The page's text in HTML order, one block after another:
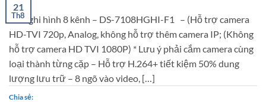
21
Th8
Đầu ghi hình 8 kênh – DS-7108HGHI-F1 – (Hỗ trợ camera
HD-TVI 720p, Analog, không hỗ trợ thêm camera IP; (Không
hỗ trợ camera HD TVI 1080P) * Lưu ý phải cắm camera cùng
loại thành từng cặp – Hỗ trợ H.264+ tiết kiệm 50% dung
lượng lưu trữ – 8 ngõ vào video, […]
Chia sẻ: